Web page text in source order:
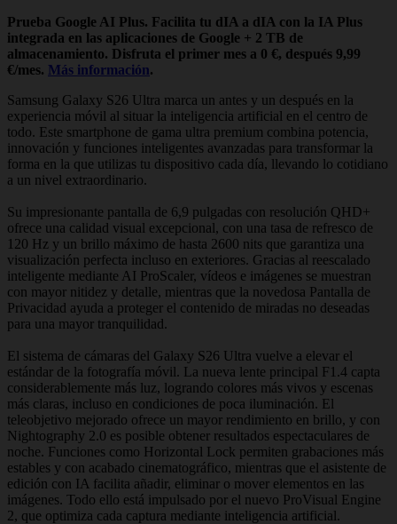
Prueba Google AI Plus. Facilita tu dIA a dIA con la IA Plus
integrada en las aplicaciones de Google + 2 TB de
almacenamiento. Disfruta el primer mes a 0 €, después 9,99
€/mes. Más información.
Samsung Galaxy S26 Ultra marca un antes y un después en la
experiencia móvil al situar la inteligencia artificial en el centro de
todo. Este smartphone de gama ultra premium combina potencia,
innovación y funciones inteligentes avanzadas para transformar la
forma en la que utilizas tu dispositivo cada día, llevando lo cotidiano
a un nivel extraordinario.
Su impresionante pantalla de 6,9 pulgadas con resolución QHD+
ofrece una calidad visual excepcional, con una tasa de refresco de
120 Hz y un brillo máximo de hasta 2600 nits que garantiza una
visualización perfecta incluso en exteriores. Gracias al reescalado
inteligente mediante AI ProScaler, vídeos e imágenes se muestran
con mayor nitidez y detalle, mientras que la novedosa Pantalla de
Privacidad ayuda a proteger el contenido de miradas no deseadas
para una mayor tranquilidad.
El sistema de cámaras del Galaxy S26 Ultra vuelve a elevar el
estándar de la fotografía móvil. La nueva lente principal F1.4 capta
considerablemente más luz, logrando colores más vivos y escenas
más claras, incluso en condiciones de poca iluminación. El
teleobjetivo mejorado ofrece un mayor rendimiento en brillo, y con
Nightography 2.0 es posible obtener resultados espectaculares de
noche. Funciones como Horizontal Lock permiten grabaciones más
estables y con acabado cinematográfico, mientras que el asistente de
edición con IA facilita añadir, eliminar o mover elementos en las
imágenes. Todo ello está impulsado por el nuevo ProVisual Engine
2, que optimiza cada captura mediante inteligencia artificial.